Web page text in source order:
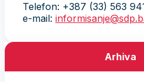
Telefon: +387 (33) 563
e-mail:
Arhiva